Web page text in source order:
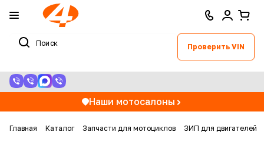
Проверить VIN
Наши мотосалоны
Главная Каталог Запчасти для мотоциклов ЗИП для двигателей